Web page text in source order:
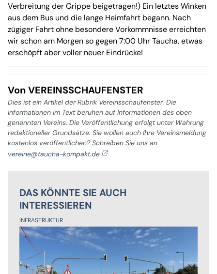
Verbreitung der Grippe beigetragen!) Ein letztes Winken
aus dem Bus und die lange Heimfahrt begann. Nach
zügiger Fahrt ohne besondere Vorkommnisse erreichten
wir schon am Morgen so gegen 7:00 Uhr Taucha, etwas
erschöpft aber voller neuer Eindrücke!
Von VEREINSSCHAUFENSTER
Dies ist ein Artikel der Rubrik Vereinsschaufenster. Die
Informationen im Text beruhen auf Informationen des oben
genannten Vereins. Die Veröffentlichung erfolgt unter Wahrung
redaktioneller Grundsätze. Sie wollen auch Ihre Vereinsmeldung
kostenlos veröffentlichen? Schreiben Sie uns an
vereine@taucha-kompakt.de
DAS KÖNNTE SIE AUCH
INTERESSIEREN
INFRASTRUKTUR